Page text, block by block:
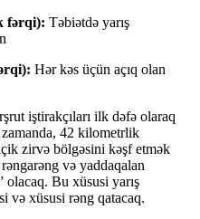
fərqi): Təbiətdə yarış
Hər kəs üçün açıq olan
iştirakçıları ilk dəfə olaraq
42 kilometrlik
zirvə bölgəsini kəşf etmək
və yaddaqalan
olacaq. Bu xüsusi yarış
və xüsusi rəng qatacaq.